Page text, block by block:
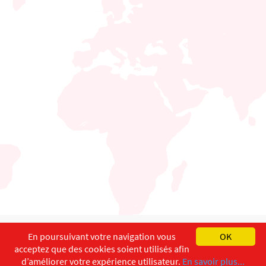
English Français
Copyright ©ISEC-AdW Aspects légaux
OK
En poursuivant votre navigation vous
acceptez que des cookies soient utilisés afin
d’améliorer votre expérience utilisateur. En savoir plus...